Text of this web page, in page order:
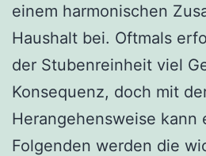
einem harmonischen
Haushalt bei. Oftmals
der Stubenreinheit viel
Konsequenz, doch mit
Herangehensweise kann
Folgenden werden die